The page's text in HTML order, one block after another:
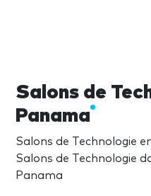
Salons de
Panama
Salons de Technologie
Salons de Technologie
Panama